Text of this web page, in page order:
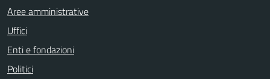
Aree amministrative
Uffici
Enti e fondazioni
Politici